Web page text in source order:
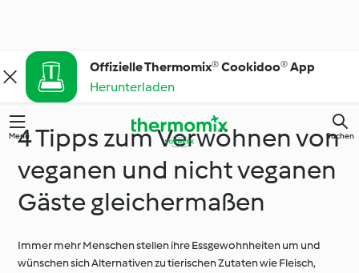
Offizielle Thermomix® Cookidoo® App
Herunterladen
Menü Suchen
4 Tipps zum Verwöhnen von
veganen und nicht veganen
Gäste gleichermaßen
Immer mehr Menschen stellen ihre Essgewohnheiten um und
wünschen sich Alternativen zu tierischen Zutaten wie Fleisch,